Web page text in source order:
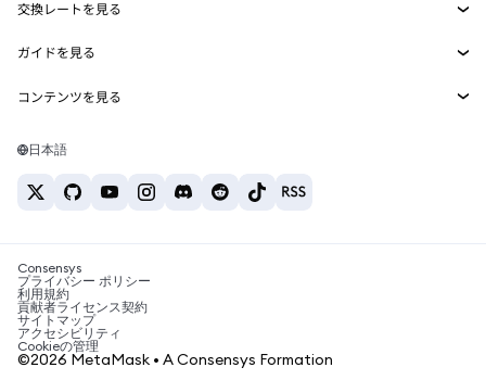
MetaMask Connect
Snaps
Web3サービス
セキュリティ
サポート
キャリア
お問い合わせ
イーサリアムの価格
Solanaの価格
Tetherの価格
交換レートを見る
ETH→USD
USDT→INR
BTC→INR
ETH→USDT
ガイドを見る
ETHの購入
USDTの購入
SHIBの購入
BNBの購入
コンテンツを見る
Solanaウォレット
税制関連ニュース
暗号資産の購入方法は？
ビットコインを売るには？
日本語
Consensys
プライバシー ポリシー
利用規約
貢献者ライセンス契約
サイトマップ
アクセシビリティ
Cookieの管理
©2026 MetaMask • A Consensys Formation